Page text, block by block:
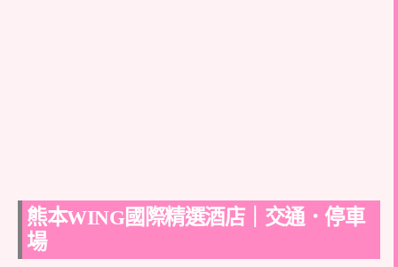
熊本WING國際精選酒店｜交通．停車
場